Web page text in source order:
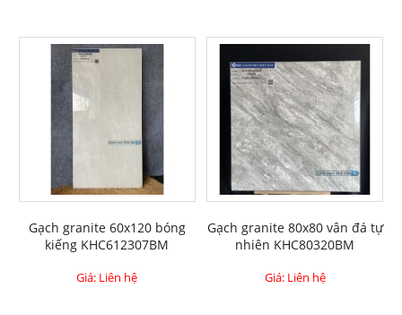
Gạch granite 60x120 bóng
kiếng KHC612307BM
Giá: Liên hệ
Gạch granite 80x80 vân đá tự
nhiên KHC80320BM
Giá: Liên hệ